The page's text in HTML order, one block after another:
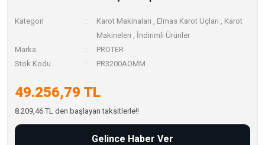
Kategori Karot Makinaları , Elmas Karot Uçları , Karot
Makineleri , İndirimli Ürünler
Marka
PROTER
Stok Kodu
PR3200AOMM
49.256,79 TL
8.209,46 TL den başlayan taksitlerle!!
Gelince Haber Ver